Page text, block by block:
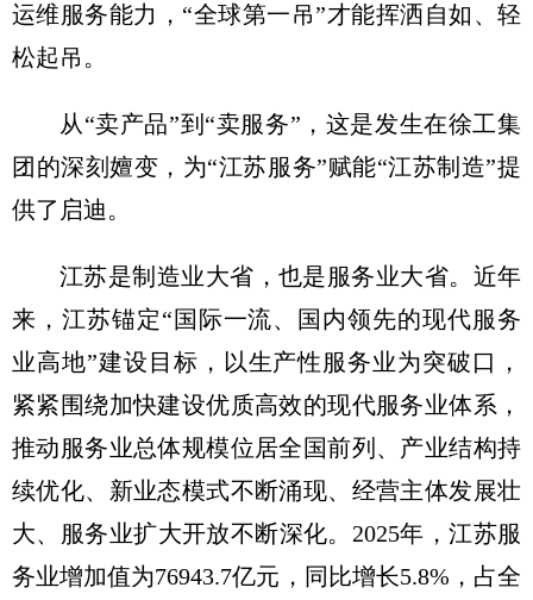
运维服务能力，“全球第一吊”才能挥洒自如、轻
松起吊。
从“卖产品”到“卖服务”，这是发生在徐工集
团的深刻嬗变，为“江苏服务”赋能“江苏制造”提
供了启迪。
江苏是制造业大省，也是服务业大省。近年
来，江苏锚定“国际一流、国内领先的现代服务
业高地”建设目标，以生产性服务业为突破口，
紧紧围绕加快建设优质高效的现代服务业体系，
推动服务业总体规模位居全国前列、产业结构持
续优化、新业态模式不断涌现、经营主体发展壮
大、服务业扩大开放不断深化。2025年，江苏服
务业增加值为76943.7亿元，同比增长5.8%，占全